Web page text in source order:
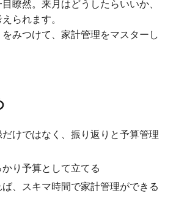
瞭然。来月はどうしたらいいか、
られます。
みつけて、家計管理をマスターし
けではなく、振り返りと予算管理
り予算として立てる
、スキマ時間で家計管理ができる